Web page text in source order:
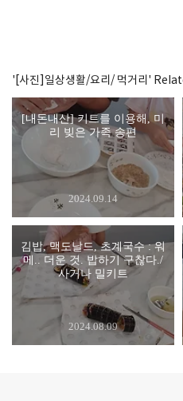
'[사진]일상생활/요리/ 먹거리'
[내돈내산] 키트를 이용해, 미
리 빚은 가족 송편
2024.09.14
김밥, 맥도날드, 초계국수 : 워
메.. 더운 것. 밥하기 구찮다./
사거나 밀키트
2024.08.09